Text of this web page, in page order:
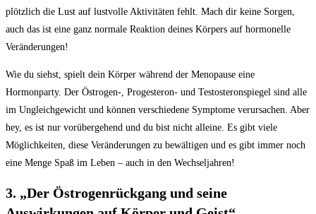
plötzlich die Lust auf lustvolle⁢ Aktivitäten ​fehlt. ⁤Mach dir‌ keine Sorgen,
auch ⁣das ist eine ganz‍ normale Reaktion⁤ deines Körpers auf hormonelle
Veränderungen!
Wie du siehst, spielt dein Körper während der Menopause​ eine
Hormonparty. ‌Der ‌Östrogen-, ⁤Progesteron- und Testosteronspiegel sind⁢ alle
im Ungleichgewicht und können verschiedene ‌Symptome verursachen. Aber
⁣hey, es ist nur ⁣vorübergehend ‍und ⁢du bist nicht alleine. Es gibt viele
Möglichkeiten, diese ⁣Veränderungen zu bewältigen und es gibt immer noch ​
eine ⁤Menge Spaß im Leben – auch ⁤in den ⁣Wechseljahren!
3. „Der Östrogenrückgang und seine